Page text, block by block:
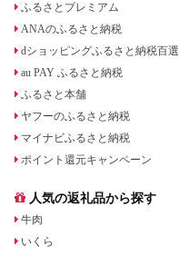
ふるさとプレミアム
ANAのふるさと納税
dショッピングふるさと納税百選
au PAY ふるさと納税
ふるさと本舗
ヤフーのふるさと納税
マイナビふるさと納税
ポイント還元キャンペーン
人気の返礼品から探す
牛肉
いくら